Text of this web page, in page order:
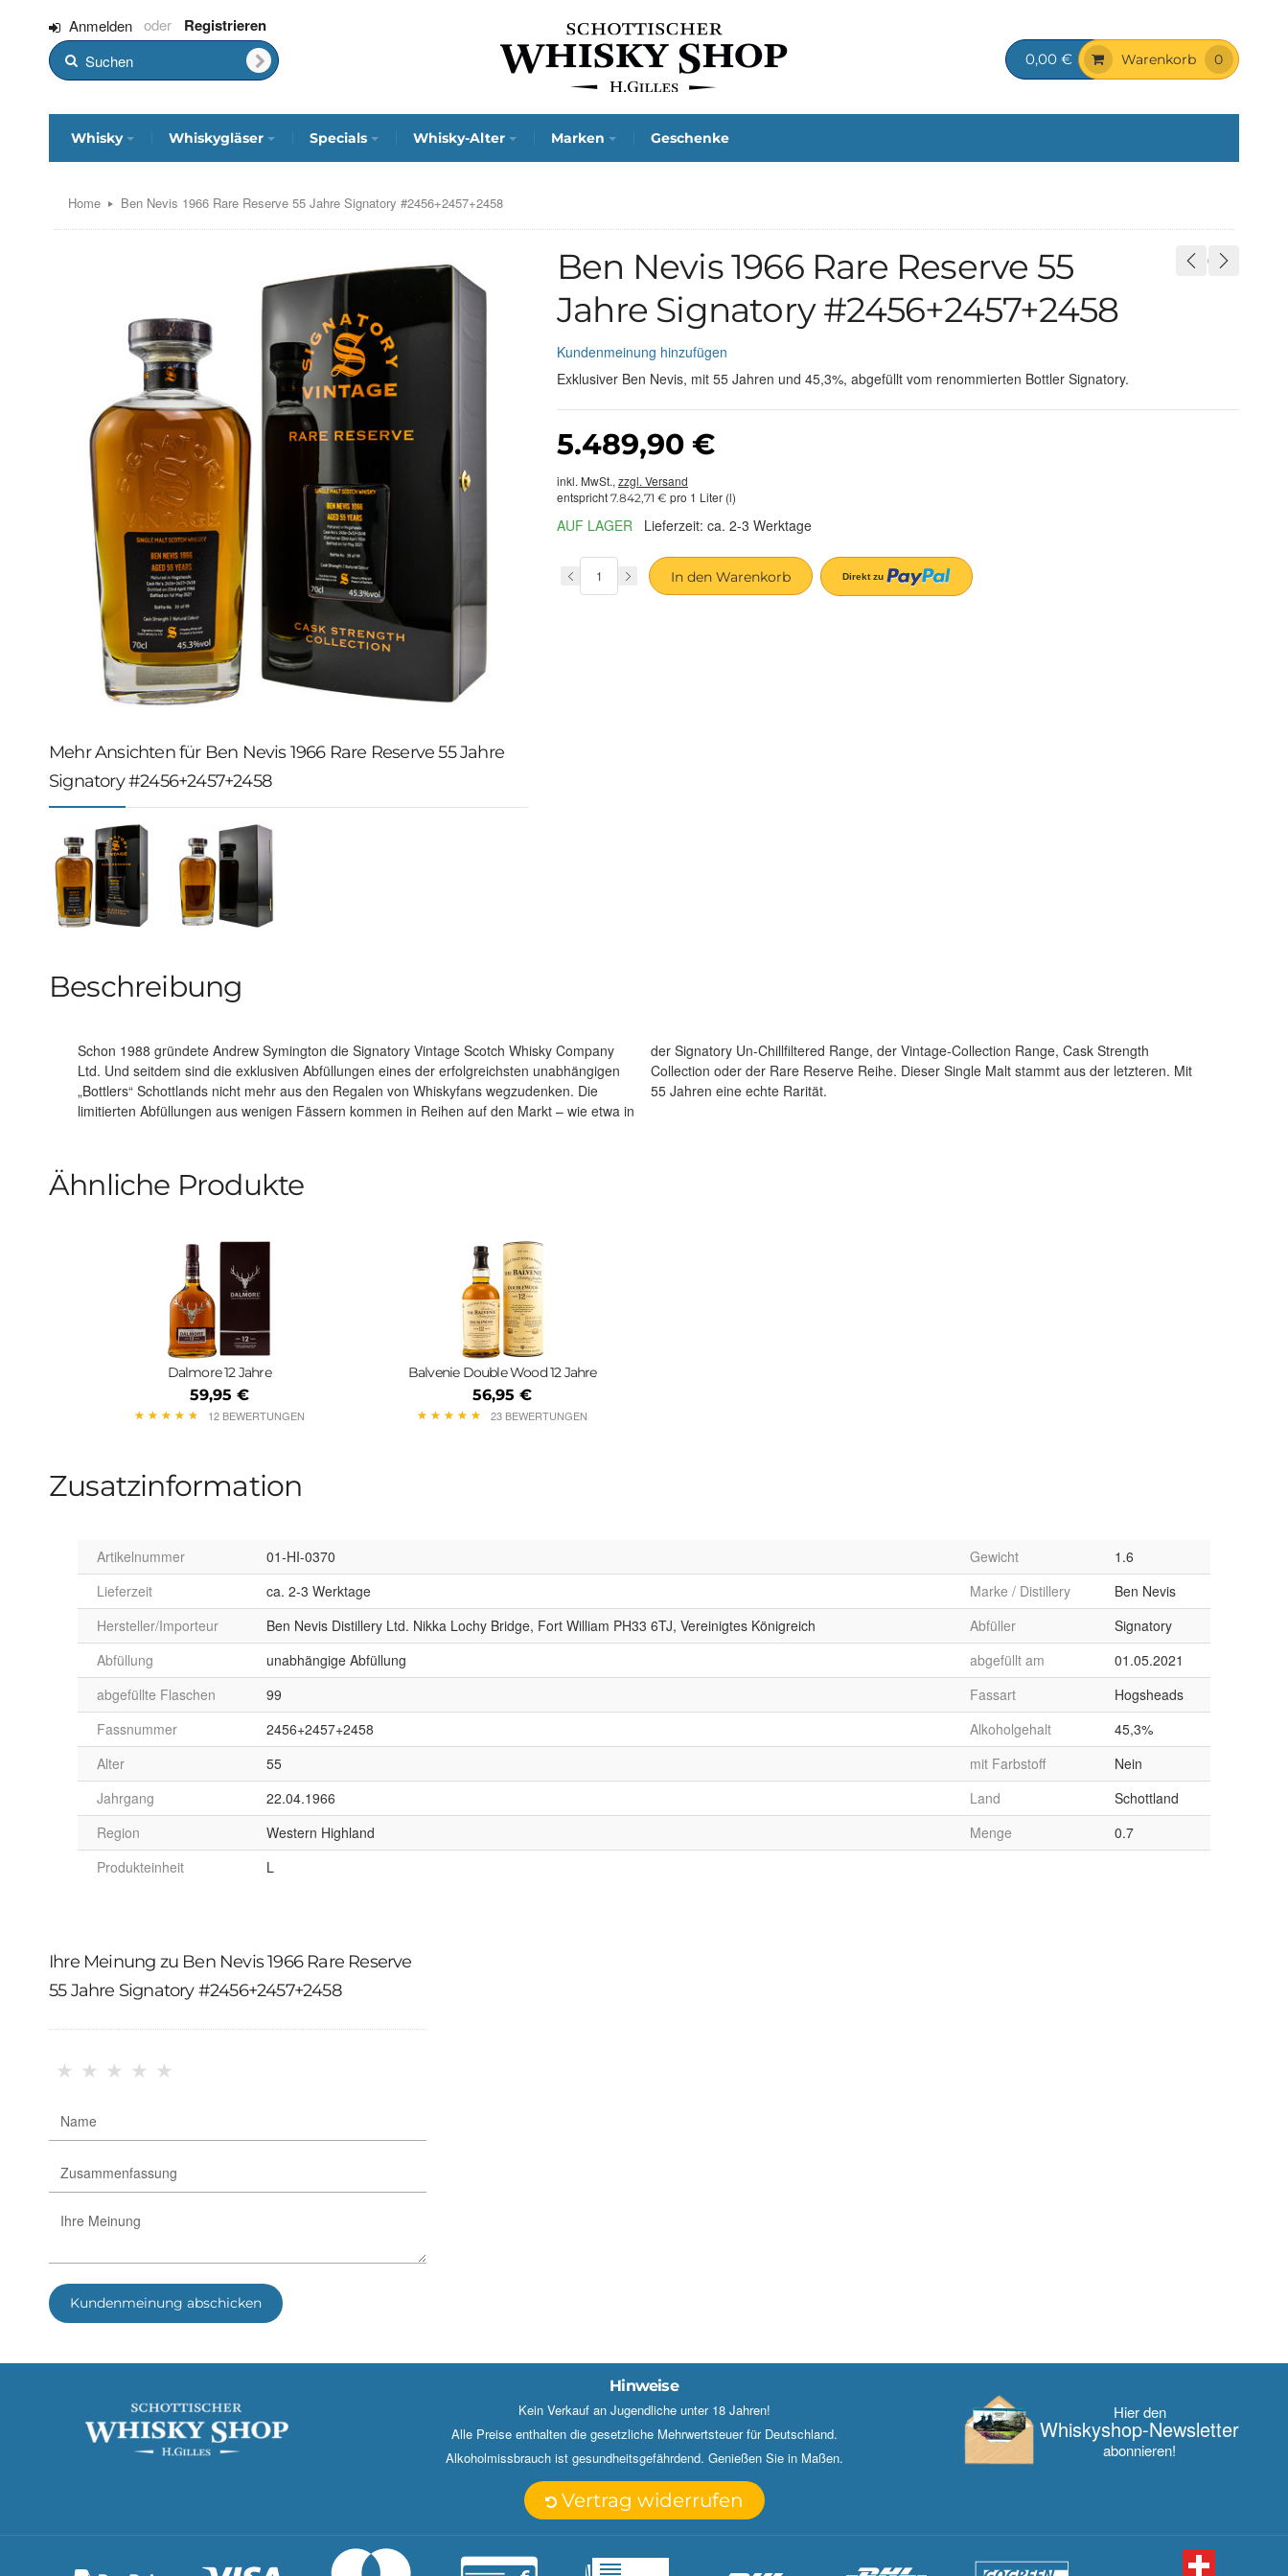
Anmelden Registrieren
0,00 € Warenkorb 0
Whisky Whiskygläser Specials Whisky-Alter Marken Geschenke
Home Ben Nevis 1966 Rare Reserve 55 Jahre Signatory #2456+2457+2458
Mehr Ansichten für Ben Nevis 1966 Rare Reserve 55 Jahre
Signatory #2456+2457+2458
Ben Nevis 1966 Rare Reserve 55
Jahre Signatory #2456+2457+2458
Kundenmeinung hinzufügen
Exklusiver Ben Nevis, mit 55 Jahren und 45,3%, abgefüllt vom renommierten Bottler Signatory.
5.489,90 €
inkl. MwSt., zzgl. Versand
entspricht 7.842,71 € pro 1 Liter (l)
AUF LAGER Lieferzeit: ca. 2-3 Werktage
In den Warenkorb
Beschreibung
Schon 1988 gründete Andrew Symington die Signatory Vintage Scotch Whisky Company
Ltd. Und seitdem sind die exklusiven Abfüllungen eines der erfolgreichsten unabhängigen
„Bottlers“ Schottlands nicht mehr aus den Regalen von Whiskyfans wegzudenken. Die
limitierten Abfüllungen aus wenigen Fässern kommen in Reihen auf den Markt – wie etwa in
der Signatory Un-Chillfiltered Range, der Vintage-Collection Range, Cask Strength
Collection oder der Rare Reserve Reihe. Dieser Single Malt stammt aus der letzteren. Mit
55 Jahren eine echte Rarität.
Ähnliche Produkte
Dalmore 12 Jahre
59,95 €
★ ★ ★ ★ ★
★ ★ ★ ★ ★ 12 BEWERTUNGEN
Balvenie Double Wood 12 Jahre
56,95 €
★ ★ ★ ★ ★
★ ★ ★ ★ ★ 23 BEWERTUNGEN
Zusatzinformation
Artikelnummer 01-HI-0370 Gewicht
1.6
Lieferzeit
ca. 2-3 Werktage Marke / Distillery
Ben Nevis
Hersteller/Importeur
Ben Nevis Distillery Ltd. Nikka Lochy Bridge, Fort William PH33 6TJ, Vereinigtes Königreich Abfüller
Signatory
Abfüllung
unabhängige Abfüllung abgefüllt am
01.05.2021
abgefüllte Flaschen
99 Fassart
Hogsheads
Fassnummer
2456+2457+2458 Alkoholgehalt
45,3%
Alter
55 mit Farbstoff
Nein
Jahrgang
22.04.1966 Land
Schottland
Region
Western Highland Menge
0.7
Produkteinheit
L
Ihre Meinung zu Ben Nevis 1966 Rare Reserve
55 Jahre Signatory #2456+2457+2458
★ ★ ★ ★ ★
Kundenmeinung abschicken
Hinweise
Kein Verkauf an Jugendliche unter 18 Jahren!
Alle Preise enthalten die gesetzliche Mehrwertsteuer für Deutschland.
Alkoholmissbrauch ist gesundheitsgefährdend. Genießen Sie in Maßen.
Hier den
Whisky­shop-Newsletter
abonnieren!
Vertrag widerrufen